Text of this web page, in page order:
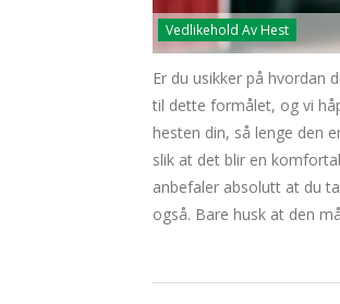
Vedlikehold Av Hest
Er du usikker på hvordan
til dette formålet, og vi
hesten din, så lenge den
slik at det blir en
anbefaler absolutt at du
også. Bare husk at den